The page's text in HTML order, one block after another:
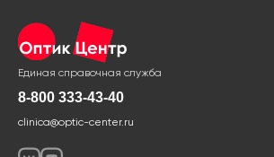
Единая справочная служба
8-800 333-43-40
clinica@optic-center.ru